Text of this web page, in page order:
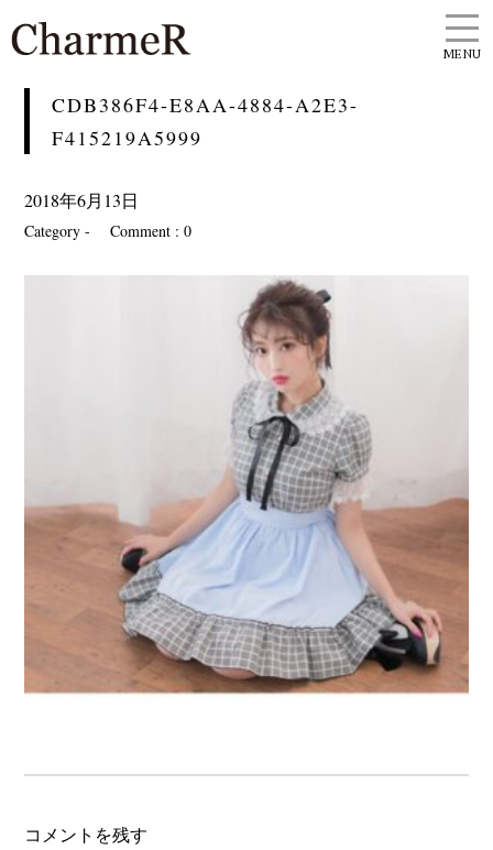
MENU
CDB386F4-E8AA-4884-A2E3-
F415219A5999
2018年6月13日
Category - Comment : 0
コメントを残す